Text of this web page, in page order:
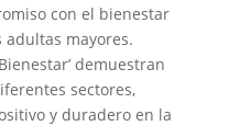
con el bienestar
mayores.
demuestran
sectores,
y duradero en la